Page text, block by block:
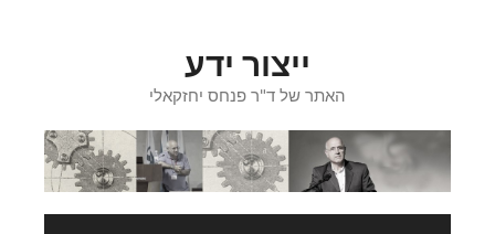
ייצור ידע
האתר של ד"ר פנחס יחזקאלי